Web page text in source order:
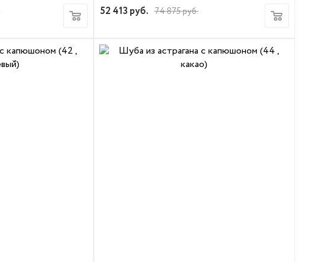
52 413 руб. 74 875руб.